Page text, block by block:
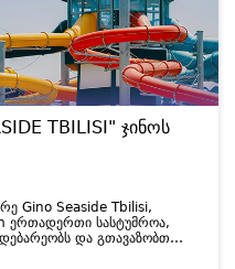
TBILISI" ჯინოს
Gino Seaside Tbilisi,
ერთადერთი სასტუმროა,
და გთავაზობთ